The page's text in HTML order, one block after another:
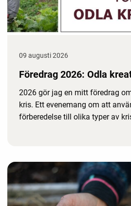
09 augusti 2026
Föredrag 2026: Odla
2026 gör jag en mitt föredrag
kris. Ett evenemang om att
förberedelse till olika typer av